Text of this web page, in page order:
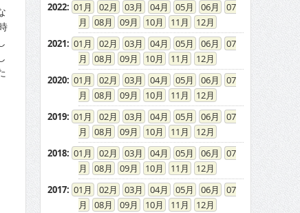
2022: 01 02 03 04 05 06
07
08
09 10 11
12
2021: 01 02 03 04 05 06
07
08
09 10 11
12
2020: 01 02 03 04 05 06
07
08
09 10 11
12
2019: 01 02 03 04 05 06
07
08
09 10 11
12
2018: 01 02 03 04 05 06
07
08
09 10 11
12
2017: 01 02 03 04 05 06
07
08
09 10 11
12